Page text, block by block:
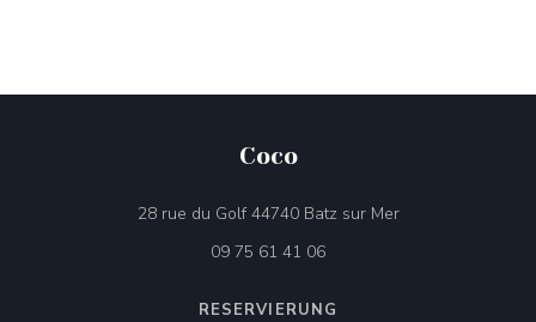
Coco
28 rue du Golf 44740 Batz sur Mer((öffnet ein neues
09 75 61 41 06
RESERVIERUNG